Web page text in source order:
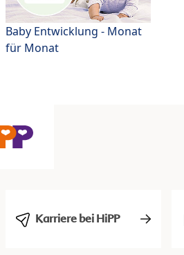
Baby Entwicklung - Monat
für Monat
Karriere bei HiPP